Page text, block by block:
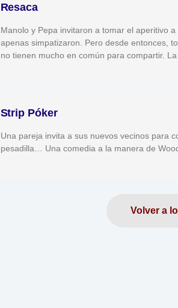
Resaca
Manolo y Pepa invitaron a tomar el aperitivo
apenas simpatizaron. Pero desde entonces,
no tienen mucho en común para compartir.
Strip Póker
Una pareja invita a sus nuevos vecinos para
pesadilla… Una comedia a la manera de
Volver a